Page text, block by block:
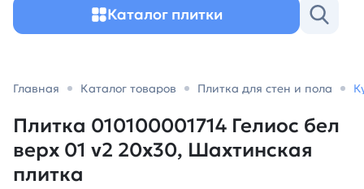
Каталог плитки
Главная Каталог товаров Плитка для стен и пола
Плитка 010100001714 Гелиос бел
верх 01 v2 20х30, Шахтинская
плитка